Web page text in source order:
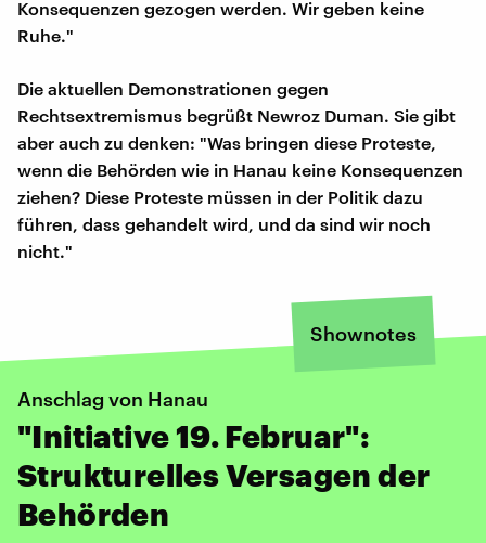
Konsequenzen gezogen werden. Wir geben keine
Ruhe."
Die aktuellen Demonstrationen gegen
Rechtsextremismus begrüßt Newroz Duman. Sie gibt
aber auch zu denken: "Was bringen diese Proteste,
wenn die Behörden wie in Hanau keine Konsequenzen
ziehen? Diese Proteste müssen in der Politik dazu
führen, dass gehandelt wird, und da sind wir noch
nicht."
Shownotes
Anschlag von Hanau
"Initiative 19. Februar":
Strukturelles Versagen der
Behörden